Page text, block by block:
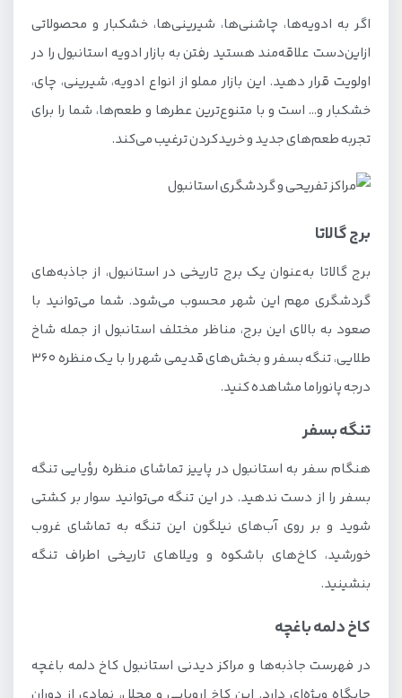
اگر به ادویه‌ها، چاشنی‌ها، شیرینی‌ها، خشکبار و محصولاتی
ازاین‌دست علاقه‌مند هستید رفتن به بازار ادویه استانبول را در
اولویت قرار دهید. این بازار مملو از انواع ادویه، شیرینی، چای،
خشکبار و… است و با متنوع‌ترین عطرها و طعم‌ها، شما را برای
تجربه طعم‌های جدید و خریدکردن ترغیب می‌کند.
برج گالاتا
برج گالاتا به‌عنوان یک برج تاریخی در استانبول، از جاذبه‌های
گردشگری مهم این شهر محسوب می‌شود. شما می‌توانید با
صعود به بالای این برج، مناظر مختلف استانبول از جمله شاخ
طلایی، تنگه بسفر و بخش‌های قدیمی شهر را با یک منظره ۳۶۰
درجه پانوراما مشاهده کنید.
تنگه بسفر
هنگام سفر به استانبول در پاییز تماشای منظره رؤیایی تنگه
بسفر را از دست ندهید. در این تنگه می‌توانید سوار بر کشتی
شوید و بر روی آب‌های نیلگون این تنگه به تماشای غروب
خورشید، کاخ‌های باشکوه و ویلاهای تاریخی اطراف تنگه
بنشینید.
کاخ دلمه باغچه
در فهرست جاذبه‌ها و مراکز دیدنی استانبول کاخ دلمه باغچه